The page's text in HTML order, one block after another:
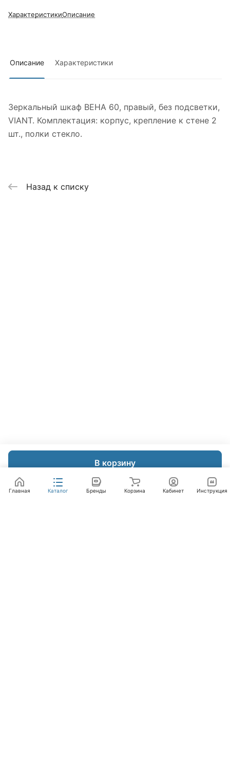
В корзину
ХарактеристикиОписание
Описание Характеристики
Зеркальный шкаф ВЕНА 60, правый, без подсветки,
VIANT. Комплектация: корпус, крепление к стене 2
шт., полки стекло.
Назад к списку
Главная Каталог Бренды Корзина Кабинет Инструкция